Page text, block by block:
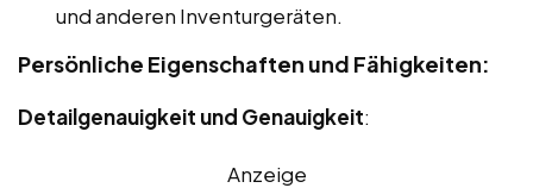
und anderen Inventurgeräten.
Persönliche Eigenschaften und Fähigkeiten:
Detailgenauigkeit und Genauigkeit:
Anzeige